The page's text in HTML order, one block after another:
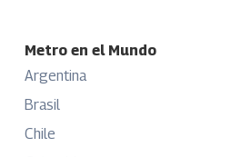
Metro en el Mundo
Argentina
Brasil
Chile